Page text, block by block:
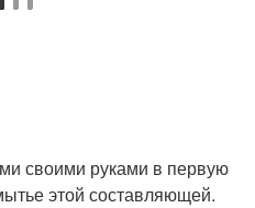
своими руками в первую
этой составляющей.